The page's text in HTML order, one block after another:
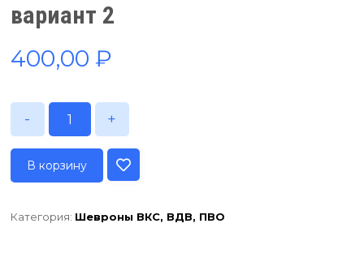
вариант 2
400,00 ₽
- +
В корзину
Категория: Шевроны ВКС, ВДВ, ПВО